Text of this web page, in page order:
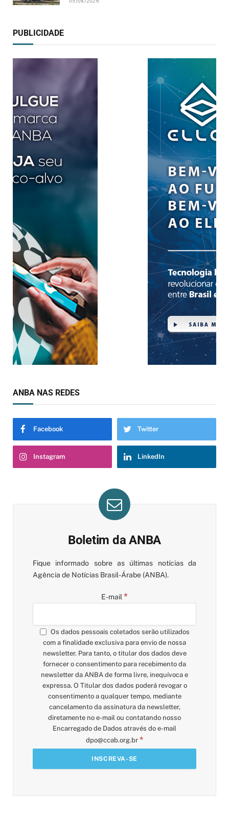
PUBLICIDADE
ANBA NAS REDES
Facebook Twitter
Instagram LinkedIn
Boletim da ANBA
Fique informado sobre as últimas notícias da
Agência de Notícias Brasil-Árabe (ANBA).
E-mail *
Os dados pessoais coletados serão utilizados
com a finalidade exclusiva para envio de nossa
newsletter. Para tanto, o titular dos dados deve
fornecer o consentimento para recebimento da
newsletter da ANBA de forma livre, inequívoca e
expressa. O Titular dos dados poderá revogar o
consentimento a qualquer tempo, mediante
cancelamento da assinatura da newsletter,
diretamente no e-mail ou contatando nosso
Encarregado de Dados através do e-mail
dpo@ccab.org.br *